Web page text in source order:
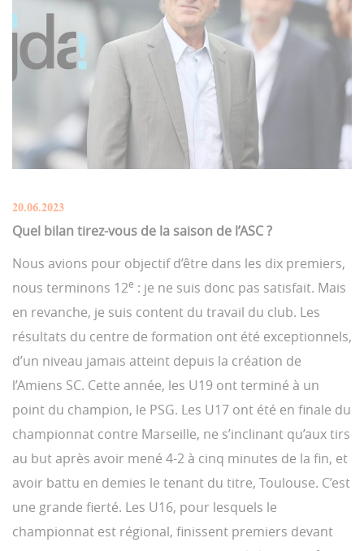
20.06.2023
Quel bilan tirez-vous de la saison de l’ASC ?
Nous avions pour objectif d’être dans les dix premiers,
nous terminons 12e : je ne suis donc pas satisfait. Mais
en revanche, je suis content du travail du club. Les
résultats du centre de formation ont été exceptionnels,
d’un niveau jamais atteint depuis la création de
l’Amiens SC. Cette année, les U19 ont terminé à un
point du champion, le PSG. Les U17 ont été en finale du
championnat contre Marseille, ne s’inclinant qu’aux tirs
au but après avoir mené 4-2 à cinq minutes de la fin, et
avoir battu en demies le tenant du titre, Toulouse. C’est
une grande fierté. Les U16, pour lesquels le
championnat est régional, finissent premiers devant